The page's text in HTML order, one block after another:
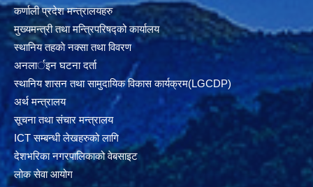
कर्णाली प्रदेश मन्त्रालयहरु
मुख्यमन्त्री तथा मन्त्रिपरिषद्को कार्यालय
स्थानिय तहकाे नक्सा तथा विवरण
अनलार्इन घटना दर्ता
स्थानिय शासन तथा सामुदायिक विकास कार्यक्रम(LGCDP)
अर्थ मन्त्रालय
सूचना तथा संचार मन्त्रालय
ICT सम्बन्धी लेखहरुको लागि
देशभरिका नगरपालिकाको वेबसाइट
लोक सेवा आयोग